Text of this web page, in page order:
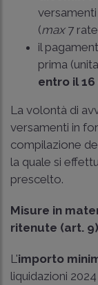
(max7
il
prima
entro il
La volontà di
versamenti in
compilazione
la quale si
prescelto.
Misure in
ritenute (art. 9)
L'importo
liquidazioni